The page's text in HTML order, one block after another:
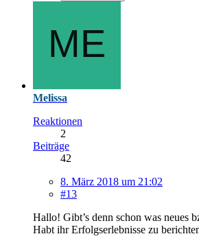
Melissa
Reaktionen
2
Beiträge
42
8. März 2018 um 21:02
#13
Hallo! Gibt’s denn schon was neues
Habt ihr Erfolgserlebnisse zu